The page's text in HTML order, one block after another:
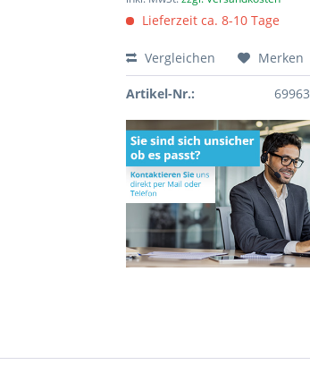
Lieferzeit ca. 8-10 Tage
Vergleichen Merken
Artikel-Nr.: 69963